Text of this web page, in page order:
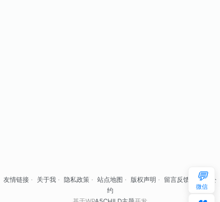
友情链接 · 关于我 · 隐私政策 · 站点地图 · 版权声明 · 留言反馈
自律公
约
💬
微信